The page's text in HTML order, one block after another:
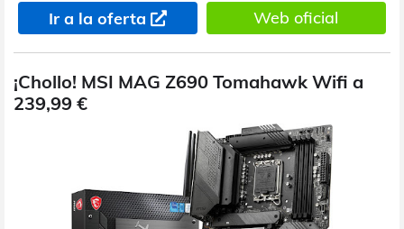
Ir a la oferta Web oficial
¡Chollo! MSI MAG Z690 Tomahawk Wifi a
239,99 €